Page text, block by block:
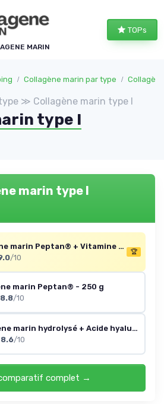
MARIN
TOPs
Collagène marin par type
≫ Collagène marin type I
type I
marin type I
Collagène marin Peptan® + Vitamine C - 270g
/10
🏆
marin Peptan® - 250 g
8.8/10
Collagène marin hydrolysé + Acide hyaluronique - 150 gélules
8.6/10
complet →